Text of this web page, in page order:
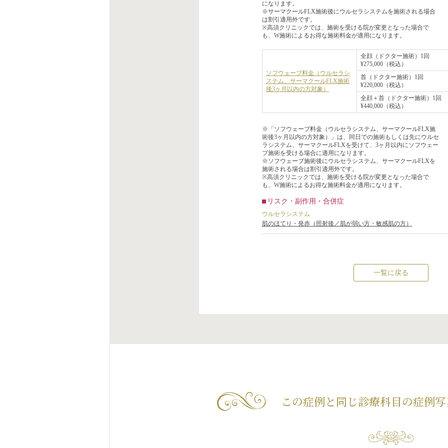
になります。
※サーマクールFLX施術後にウルセラシステムを施術される場合
は割引適用外です。
※高須クリニックでは、施術を受ける院が変更となった場合で
も、W施術によるお得な施術料金が適用になります。
ソフウェーブ料金（ウルセラシ
ステム、サーマクールFLX施術
後3ヶ月以内の方対象）
全顔（ドクター施術）1回
¥275,000（税込）
首（ドクター施術）1回
¥220,000（税込）
全顔＋首（ドクター施術）1回
¥440,000（税込）
※「ソフウェーブ料金（ウルセラシステム、サーマクールFLX施
術後3ヶ月以内の方対象）」は、同日での施術もしくは先にウルセ
ラシステム、サーマクールFLXを受けて、3ヶ月以内にソフウェー
ブ施術を受ける場合に適用になります。
※ソフウェーブ施術後にウルセラシステム、サーマクールFLXを
施術される場合は割引適用外です。
※高須クリニックでは、施術を受ける院が変更となった場合で
も、W施術によるお得な施術料金が適用になります。
リスク・副作用・合併症
ウルセラシステム
肌のほてり・発赤（照射後／肌が弱い方・敏感肌の方）
一覧に戻る
この症例と同じ診療科目の症例